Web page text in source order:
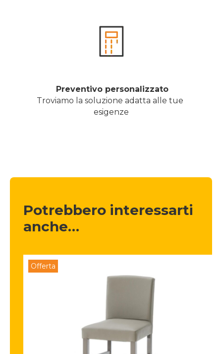
Preventivo personalizzato
Troviamo la soluzione adatta alle tue
esigenze
Potrebbero interessarti
anche…
Offerta